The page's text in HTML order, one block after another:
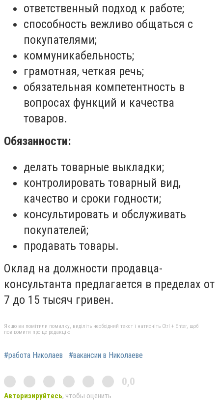
ответственный подход к работе;
способность вежливо общаться с
покупателями;
коммуникабельность;
грамотная, четкая речь;
обязательная компетентность в
вопросах функций и качества
товаров.
Обязанности:
делать товарные выкладки;
контролировать товарный вид,
качество и сроки годности;
консультировать и обслуживать
покупателей;
продавать товары.
Оклад на должности продавца-
консультанта предлагается в пределах от
7 до 15 тысяч гривен.
Якщо ви помітили помилку, виділіть необхідний текст і натисніть Ctrl + Enter, щоб
повідомити про це редакцію
#работа Николаев #вакансии в Николаеве
0,0
Авторизируйтесь, чтобы оценить